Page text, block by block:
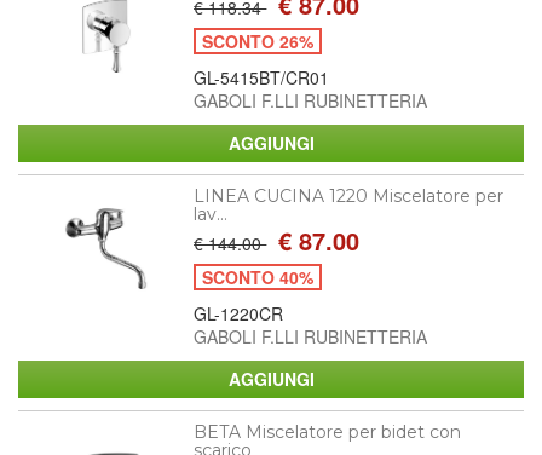
€ 118.34
SCONTO 26%
GL-5415BT/CR01
GABOLI F.LLI RUBINETTERIA
LINEA CUCINA 1220 Miscelatore per
lav...
€ 144.00 € 87.00
SCONTO 40%
GL-1220CR
GABOLI F.LLI RUBINETTERIA
BETA Miscelatore per bidet con
scarico